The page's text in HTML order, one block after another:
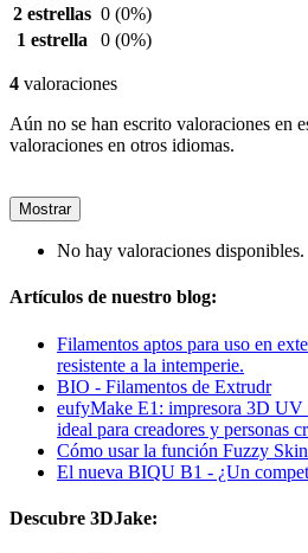
2 estrellas 0 (0%)
1 estrella
0 (0%)
4 valoraciones
Aún no se han escrito valoraciones en
valoraciones en otros idiomas.
Mostrar
No hay valoraciones disponibles.
Artículos de nuestro blog:
Filamentos aptos para uso en
resistente a la intemperie.
BIO - Filamentos de Extrudr
eufyMake E1: impresora 3D UV
ideal para creadores y personas
Cómo usar la función Fuzzy
El nueva BIQU B1 - ¿Un
Descubre 3DJake: